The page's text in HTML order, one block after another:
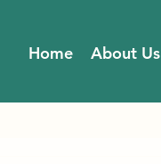
Home About Us